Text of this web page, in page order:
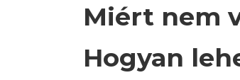
Miért nem
Hogyan